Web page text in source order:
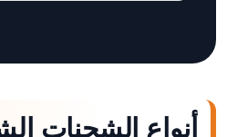
أنواع الشحنات